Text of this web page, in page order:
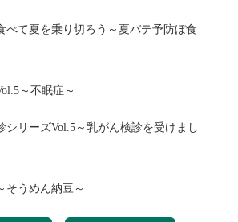
べて夏を乗り切ろう～夏バテ予防ぼ食
～不眠症～
シリーズVol.5～乳がん検診を受けまし
そうめん納豆～